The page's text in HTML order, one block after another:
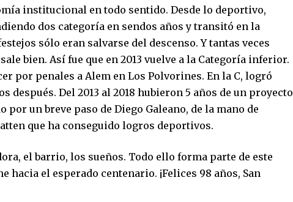
institucional en todo sentido. Desde lo deportivo,
dos categoría en sendos años y transitó en la
sólo eran salvarse del descenso. Y tantas veces
bien. Así fue que en 2013 vuelve a la Categoría inferior.
por penales a Alem en Los Polvorines. En la C, logró
después. Del 2013 al 2018 hubieron 5 años de un proyecto
un breve paso de Diego Galeano, de la mano de
que ha conseguido logros deportivos.
el barrio, los sueños. Todo ello forma parte de este
hacia el esperado centenario. ¡Felices 98 años, San